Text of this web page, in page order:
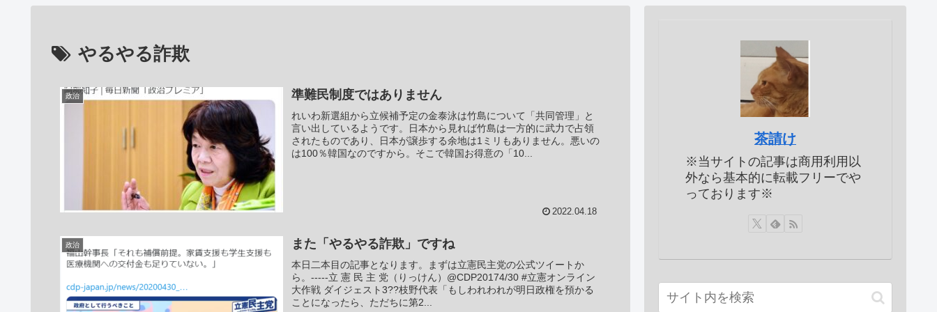
やるやる詐欺
政治 準難民制度ではありません
れいわ新選組から立候補予定の金泰泳は竹島について「共同管理」と
言い出しているようです。日本から見れば竹島は一方的に武力で占領
されたものであり、日本が譲歩する余地は1ミリもありません。悪いの
は100％韓国なのですから。そこで韓国お得意の「10...
2022.04.18
政治 また「やるやる詐欺」ですね
本日二本目の記事となります。まずは立憲民主党の公式ツイートか
ら。-----立 憲 民 主 党（りっけん）@CDP20174/30 #立憲オンライン
大作戦 ダイジェスト3??枝野代表「もしわれわれが明日政権を預かる
ことになったら、ただちに第2...
茶請け
※当サイトの記事は商用利用以
外なら基本的に転載フリーでや
っております※